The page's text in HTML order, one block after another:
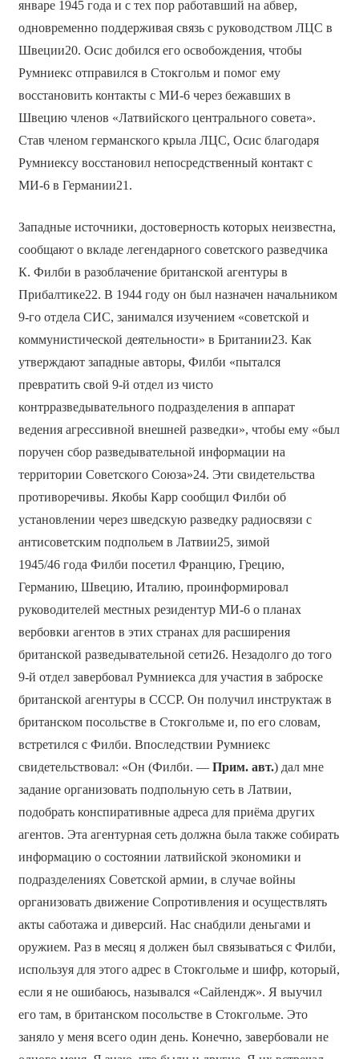
январе 1945 года и с тех пор работавший на абвер,
одновременно поддерживая связь с руководством ЛЦС в
Швеции20. Осис добился его освобождения, чтобы
Румниекс отправился в Стокгольм и помог ему
восстановить контакты с МИ-6 через бежавших в
Швецию членов «Латвийского центрального совета».
Став членом германского крыла ЛЦС, Осис благодаря
Румниексу восстановил непосредственный контакт с
МИ-6 в Германии21.
Западные источники, достоверность которых неизвестна,
сообщают о вкладе легендарного советского разведчика
К. Филби в разоблачение британской агентуры в
Прибалтике22. В 1944 году он был назначен начальником
9-го отдела СИС, занимался изучением «советской и
коммунистической деятельности» в Британии23. Как
утверждают западные авторы, Филби «пытался
превратить свой 9-й отдел из чисто
контрразведывательного подразделения в аппарат
ведения агрессивной внешней разведки», чтобы ему «был
поручен сбор разведывательной информации на
территории Советского Союза»24. Эти свидетельства
противоречивы. Якобы Карр сообщил Филби об
установлении через шведскую разведку радиосвязи с
антисоветским подпольем в Латвии25, зимой
1945/46 года Филби посетил Францию, Грецию,
Германию, Швецию, Италию, проинформировал
руководителей местных резидентур МИ-6 о планах
вербовки агентов в этих странах для расширения
британской разведывательной сети26. Незадолго до того
9-й отдел завербовал Румниекса для участия в заброске
британской агентуры в СССР. Он получил инструктаж в
британском посольстве в Стокгольме и, по его словам,
встретился с Филби. Впоследствии Румниекс
свидетельствовал: «Он (Филби. — Прим. авт.) дал мне
задание организовать подпольную сеть в Латвии,
подобрать конспиративные адреса для приёма других
агентов. Эта агентурная сеть должна была также собирать
информацию о состоянии латвийской экономики и
подразделениях Советской армии, в случае войны
организовать движение Сопротивления и осуществлять
акты саботажа и диверсий. Нас снабдили деньгами и
оружием. Раз в месяц я должен был связываться с Филби,
используя для этого адрес в Стокгольме и шифр, который,
если я не ошибаюсь, назывался «Сайлендж». Я выучил
его там, в британском посольстве в Стокгольме. Это
заняло у меня всего один день. Конечно, завербовали не